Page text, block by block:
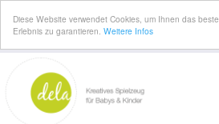
Diese Website verwendet Cookies, um Ihnen das beste
Erlebnis zu garantieren. Weitere Infos